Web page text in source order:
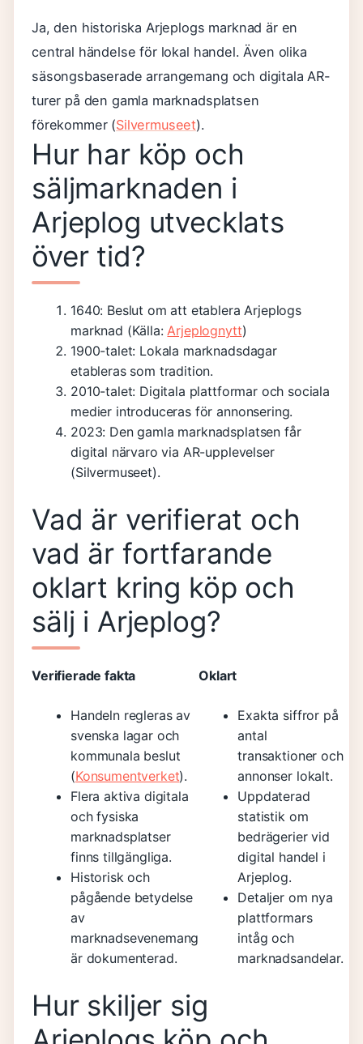
Ja, den historiska Arjeplogs marknad är en
central händelse för lokal handel. Även olika
säsongsbaserade arrangemang och digitala AR-
turer på den gamla marknadsplatsen
förekommer (Silvermuseet).
Hur har köp och
säljmarknaden i
Arjeplog utvecklats
över tid?
1640: Beslut om att etablera Arjeplogs
marknad (Källa:Arjeplognytt)
1900-talet: Lokala marknadsdagar
etableras som tradition.
2010-talet: Digitala plattformar och sociala
medier introduceras för annonsering.
2023: Den gamla marknadsplatsen får
digital närvaro via AR-upplevelser
(Silvermuseet).
Vad är verifierat och
vad är fortfarande
oklart kring köp och
sälj i Arjeplog?
Verifierade fakta
Handeln regleras av
svenska lagar och
kommunala beslut
(Konsumentverket).
Flera aktiva digitala
och fysiska
marknadsplatser
finns tillgängliga.
Historisk och
pågående betydelse
av
marknadsevenemang
är dokumenterad.
Oklart
Exakta siffror på
antal
transaktioner och
annonser lokalt.
Uppdaterad
statistik om
bedrägerier vid
digital handel i
Arjeplog.
Detaljer om nya
plattformars
intåg och
marknadsandelar.
Hur skiljer sig